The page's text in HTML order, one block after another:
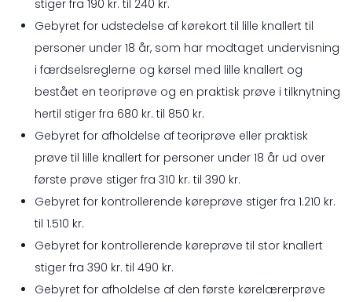
stiger fra 190 kr. til 240 kr.
Gebyret for udstedelse af kørekort til lille knallert til
personer under 18 år, som har modtaget undervisning
i færdselsreglerne og kørsel med lille knallert og
bestået en teoriprøve og en praktisk prøve i tilknytning
hertil stiger fra 680 kr. til 850 kr.
Gebyret for afholdelse af teoriprøve eller praktisk
prøve til lille knallert for personer under 18 år ud over
første prøve stiger fra 310 kr. til 390 kr.
Gebyret for kontrollerende køreprøve stiger fra 1.210 kr.
til 1.510 kr.
Gebyret for kontrollerende køreprøve til stor knallert
stiger fra 390 kr. til 490 kr.
Gebyret for afholdelse af den første kørelærerprøve